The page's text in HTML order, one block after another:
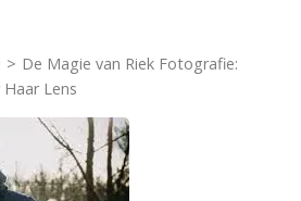
> De Magie van Riek Fotografie:
Lens